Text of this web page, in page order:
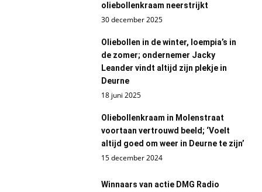
oliebollenkraam neerstrijkt
30 december 2025
Oliebollen in de winter, loempia’s in
de zomer; ondernemer Jacky
Leander vindt altijd zijn plekje in
Deurne
18 juni 2025
Oliebollenkraam in Molenstraat
voortaan vertrouwd beeld; ‘Voelt
altijd goed om weer in Deurne te zijn’
15 december 2024
Winnaars van actie DMG Radio